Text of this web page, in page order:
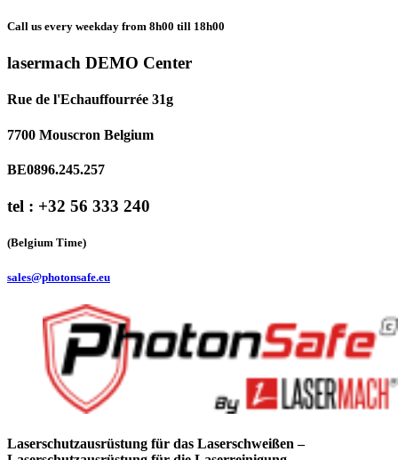
Call us every weekday from 8h00 till 18h00
lasermach DEMO Center
Rue de l'Echauffourrée 31g
7700 Mouscron Belgium
BE0896.245.257
tel : +32 56 333 240
(Belgium Time)
sales@photonsafe.eu
Laserschutzausrüstung für das Laserschweißen –